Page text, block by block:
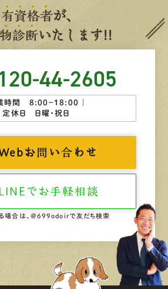
有資格者が、
物診断いたします!!
44-2605
時間 8:00−18:00 ｜
定休日 日曜・祝日
お問い合わせ
LINEで お手軽相談
場合は、@699odoirで友だち検索